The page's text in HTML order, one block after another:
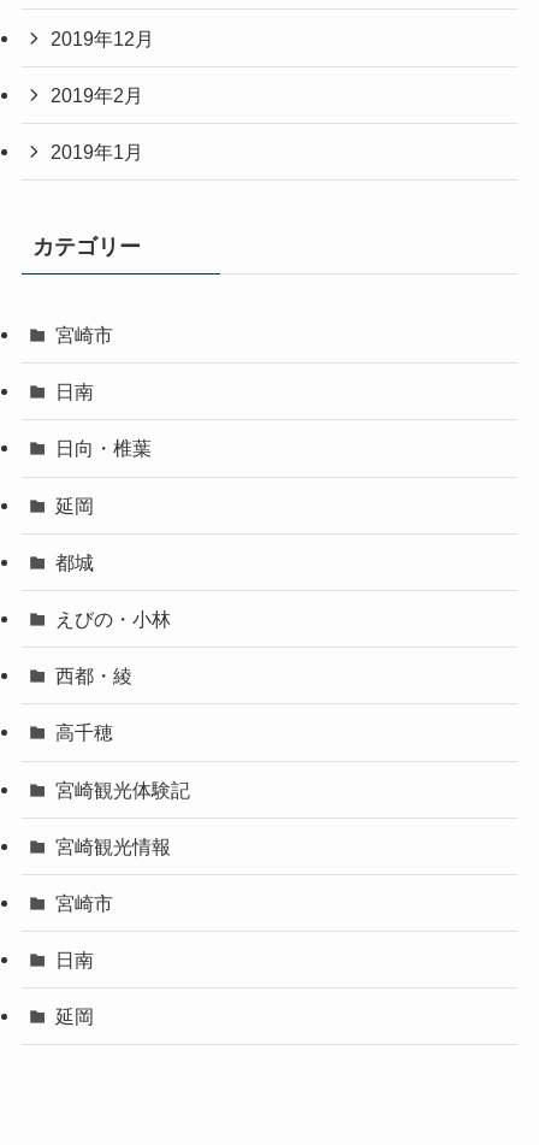
2019年12月
2019年2月
2019年1月
カテゴリー
宮崎市
日南
日向・椎葉
延岡
都城
えびの・小林
西都・綾
高千穂
宮崎観光体験記
宮崎観光情報
宮崎市
日南
延岡